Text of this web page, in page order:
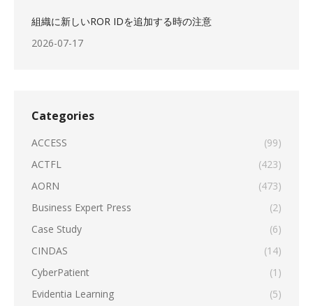
組織に新しいROR IDを追加する時の注意
2026-07-17
Categories
ACCESS
(99)
ACTFL
(423)
AORN
(473)
Business Expert Press
(2)
Case Study
(6)
CINDAS
(14)
CyberPatient
(1)
Evidentia Learning
(5)